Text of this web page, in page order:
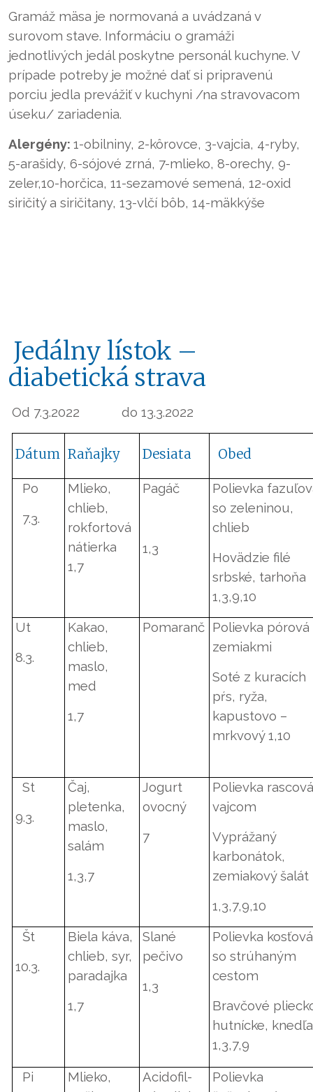
Gramáž mäsa je normovaná a uvádzaná v
surovom stave. Informáciu o gramáži
jednotlivých jedál poskytne personál kuchyne. V
prípade potreby je možné dať si pripravenú
porciu jedla prevážiť v kuchyni /na stravovacom
úseku/ zariadenia.
Alergény: 1-obilniny, 2-kôrovce, 3-vajcia, 4-ryby,
5-arašidy, 6-sójové zrná, 7-mlieko, 8-orechy, 9-
zeler,10-horčica, 11-sezamové semená, 12-oxid
siričitý a siričitany, 13-vlčí bôb, 14-mäkkýše
Jedálny lístok –
diabetická strava
Od 7.3.2022 do 13.3.2022
Dátum Raňajky Desiata Obed
Po
7.3.
Mlieko,
chlieb,
rokfortová
nátierka
1,7
Pagáč
1,3
Polievka
so zeleninou,
chlieb
Hovädzie filé
srbské, tarhoňa
1,3,9,10
Ut
8.3.
Kakao,
chlieb,
maslo,
med
1,7
Pomaranč Polievka pórová
zemiakmi
Soté z kuracích
pŕs, ryža,
kapustovo –
mrkvový 1,10
St
9.3.
Čaj,
pletenka,
maslo,
salám
1,3,7
Jogurt
ovocný
7
Polievka
vajcom
Vyprážaný
karbonátok,
zemiakový šalát
1,3,7,9,10
Št
10.3.
Biela káva,
chlieb, syr,
paradajka
1,7
Slané
pečivo
1,3
Polievka kosťová
so strúhaným
cestom
Bravčové
hutnícke, knedľa
1,3,7,9
Pi
Mlieko,
Acidofil-
Polievka